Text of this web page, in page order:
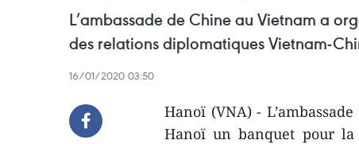
L’ambassade de Chine au Vietnam a
des relations diplomatiques Vietnam-
16/01/2020 03:50
Hanoï (VNA) -
Hanoï un banquet pour la